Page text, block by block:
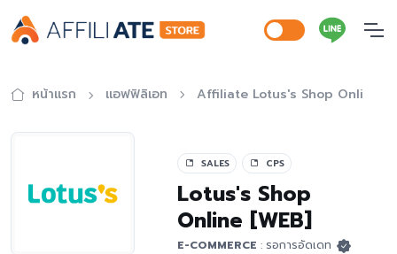
หน้าแรก แอฟฟิลิเอท Affiliate Lotus's Shop Online
SALES CPS
Lotus's Shop
Online [WEB]
E-COMMERCE : รอการอัดเดท